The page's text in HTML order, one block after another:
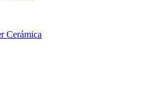
Cerámica